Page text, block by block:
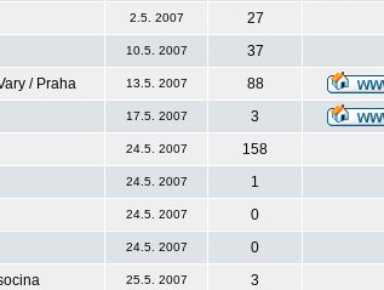
2.5. 2007
27
10.5. 2007
37
/ Praha 13.5. 2007
88
17.5. 2007
3
24.5. 2007
158
24.5. 2007
1
24.5. 2007
0
24.5. 2007
0
25.5. 2007
3